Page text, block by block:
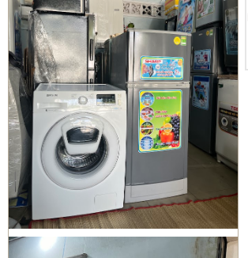
MÁY LẠNH QUẬN BÌNH TÂN
Sửa tủ lạnh Quận 1 | Bơm Gas tủ
lạnh Quận 1